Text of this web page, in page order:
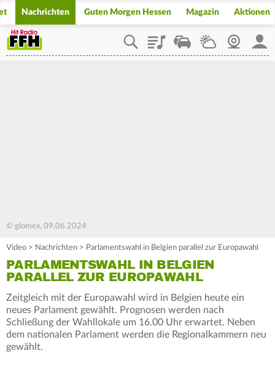
Nachrichten Guten Morgen Hessen Magazin Aktionen
PlaylistStaupilotWetterWebcam
© glomex, 09.06.2024
Video > Nachrichten > Parlamentswahl in Belgien parallel zur Europawahl
PARLAMENTSWAHL IN BELGIEN
PARALLEL ZUR EUROPAWAHL
Zeitgleich mit der Europawahl wird in Belgien heute ein
neues Parlament gewählt. Prognosen werden nach
Schließung der Wahllokale um 16.00 Uhr erwartet. Neben
dem nationalen Parlament werden die Regionalkammern neu
gewählt.